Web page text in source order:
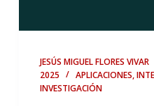
JESÚS MIGUEL FLORES VIVAR
2025
APLICACIONES,
INVESTIGACIÓN